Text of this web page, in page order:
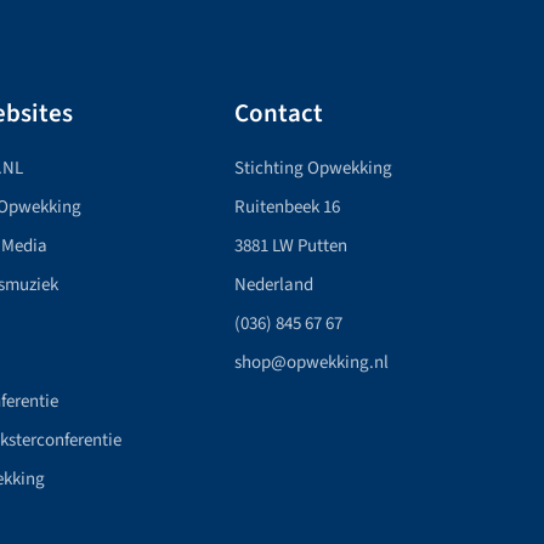
Contact
Stichting Opwekking
Ruitenbeek 16
3881 LW Putten
Nederland
(036) 845 67 67
shop@opwekking.nl